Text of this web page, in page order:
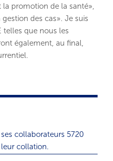
la promotion de la santé»,
des cas». Je suis
telles que nous les
également, au final,
collaborateurs 5720
collation.